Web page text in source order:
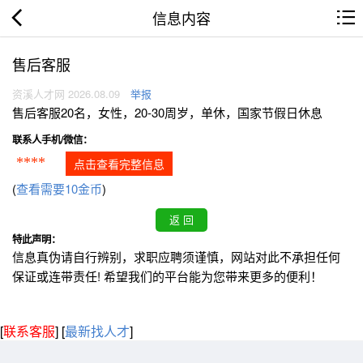
信息内容
售后客服
资溪人才网 2026.08.09 举报
售后客服20名，女性，20-30周岁，单休，国家节假日休息
联系人手机/微信：
**** 点击查看完整信息
(查看需要10金币)
特此声明：
信息真伪请自行辨别，求职应聘须谨慎，网站对此不承担任何
保证或连带责任! 希望我们的平台能为您带来更多的便利！
[联系客服] [最新找人才]